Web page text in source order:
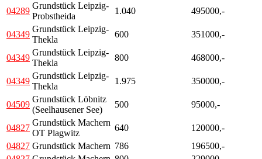
04289
Grundstück Leipzig-
Probstheida
1.040 495000,-
04349
Grundstück Leipzig-
Thekla
600 351000,-
04349
Grundstück Leipzig-
Thekla
800 468000,-
04349
Grundstück Leipzig-
Thekla
1.975 350000,-
04509
Grundstück Löbnitz
(Seelhausener See)
500 95000,-
04827
Grundstück Machern
OT Plagwitz
640
120000,-
04827 Grundstück Machern 786
196500,-